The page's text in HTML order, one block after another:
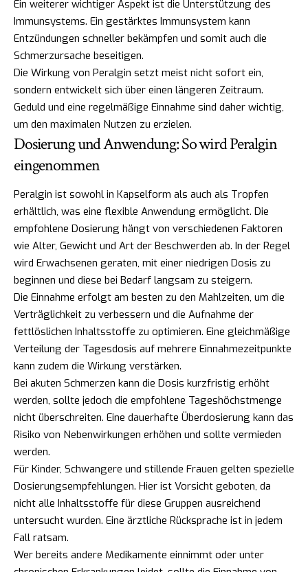
Ein weiterer wichtiger Aspekt ist die Unterstützung des
Immunsystems. Ein gestärktes Immunsystem kann
Entzündungen schneller bekämpfen und somit auch die
Schmerzursache beseitigen.
Die Wirkung von Peralgin setzt meist nicht sofort ein,
sondern entwickelt sich über einen längeren Zeitraum.
Geduld und eine regelmäßige Einnahme sind daher wichtig,
um den maximalen Nutzen zu erzielen.
Dosierung und Anwendung: So wird Peralgin
eingenommen
Peralgin ist sowohl in Kapselform als auch als Tropfen
erhältlich, was eine flexible Anwendung ermöglicht. Die
empfohlene Dosierung hängt von verschiedenen Faktoren
wie Alter, Gewicht und Art der Beschwerden ab. In der Regel
wird Erwachsenen geraten, mit einer niedrigen Dosis zu
beginnen und diese bei Bedarf langsam zu steigern.
Die Einnahme erfolgt am besten zu den Mahlzeiten, um die
Verträglichkeit zu verbessern und die Aufnahme der
fettlöslichen Inhaltsstoffe zu optimieren. Eine gleichmäßige
Verteilung der Tagesdosis auf mehrere Einnahmezeitpunkte
kann zudem die Wirkung verstärken.
Bei akuten Schmerzen kann die Dosis kurzfristig erhöht
werden, sollte jedoch die empfohlene Tageshöchstmenge
nicht überschreiten. Eine dauerhafte Überdosierung kann das
Risiko von Nebenwirkungen erhöhen und sollte vermieden
werden.
Für Kinder, Schwangere und stillende Frauen gelten spezielle
Dosierungsempfehlungen. Hier ist Vorsicht geboten, da
nicht alle Inhaltsstoffe für diese Gruppen ausreichend
untersucht wurden. Eine ärztliche Rücksprache ist in jedem
Fall ratsam.
Wer bereits andere Medikamente einnimmt oder unter